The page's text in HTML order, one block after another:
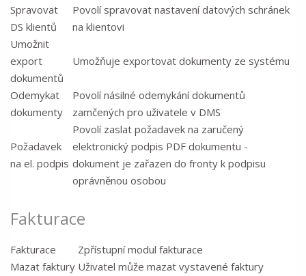
Spravovat
DS klientů
Povolí spravovat nastavení datových schránek
na klientovi
Umožnit
export
dokumentů
Umožňuje exportovat dokumenty ze systému
Odemykat
dokumenty
Povolí násilné odemykání dokumentů
zamčených pro uživatele v DMS
Požadavek
na el. podpis
Povolí zaslat požadavek na zaručený
elektronický podpis PDF dokumentu -
dokument je zařazen do fronty k podpisu
oprávněnou osobou
Fakturace
Fakturace
Zpřístupní modul fakturace
Mazat faktury Uživatel může mazat vystavené faktury